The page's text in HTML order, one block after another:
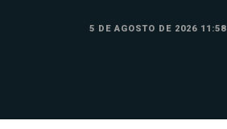
5 DE AGOSTO DE 2026 11:58